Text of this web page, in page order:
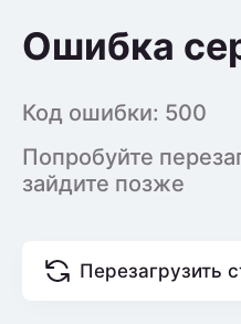
Ошибка
Код ошибки: 500
Попробуйте
зайдите позже
Перезагрузить